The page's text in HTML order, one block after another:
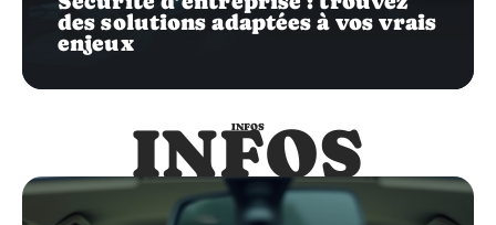
des solutions adaptées à vos vrais
enjeux
INFOS
INFOS